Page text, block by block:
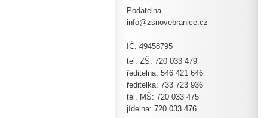
Podatelna
info@zsnovebranice.cz
IČ: 49458795
tel. ZŠ: 720 033 479
ředitelna: 546 421 646
ředitelka: 733 723 936
tel. MŠ: 720 033 475
jídelna: 720 033 476